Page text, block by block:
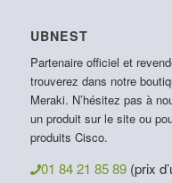
UBNEST
Partenaire officiel et
trouverez dans notre
Meraki. N’hésitez pas à
un produit sur le site ou
produits Cisco.
01 84 21 85 89 (prix